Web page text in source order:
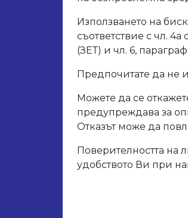
Използването на
съответствие с чл. 4а
(ЗЕТ) и чл. 6,
Предпочитате да не
Можете да се
предупреждава за
Отказът може да
Поверителността на
удобството Ви при